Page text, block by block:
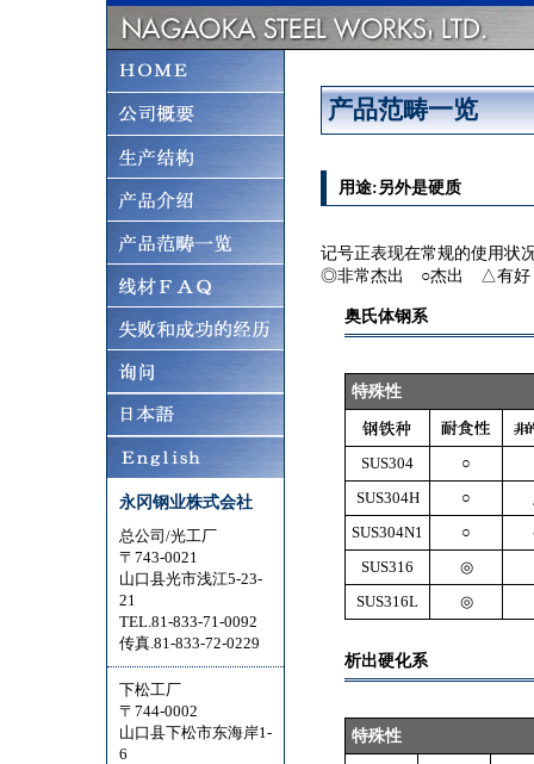
永冈钢业株式会社
总公司/光工厂
〒743-0021
山口县光市浅江5-23-
21
TEL.81-833-71-0092
传真.81-833-72-0229
下松工厂
〒744-0002
山口县下松市东海岸1-
6
产品范畴一览
用途:另外是硬质
记号正表现在常规的使用状
◎非常杰出 ○杰出 △有好
奥氏体钢系
特殊性
SUS304
○
SUS304H
○
SUS304N1
○
SUS316
◎
SUS316L
◎
析出硬化系
特殊性